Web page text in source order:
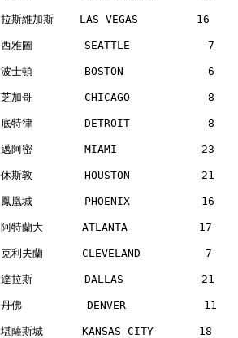
拉斯維加斯    LAS VEGAS
西雅圖        SEATTLE            7
波士頓        BOSTON             6
芝加哥        CHICAGO            8
底特律        DETROIT            8
邁阿密        MIAMI             23
休斯敦        HOUSTON           21
鳳凰城        PHOENIX
阿特蘭大      ATLANTA
克利夫蘭      CLEVELAND
達拉斯        DALLAS            21
丹佛          DENVER            11
堪薩斯城      KANSAS CITY       18